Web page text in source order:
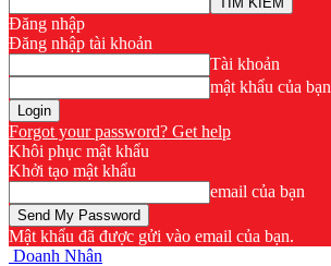
Đăng nhập
Đăng nhập tài khoản
Tài khoản
mật khẩu của bạn
Forgot your password? Get help
Khôi phục mật khẩu
Khởi tạo mật khẩu
email của bạn
Mật khẩu đã được gửi vào email của bạn.
Doanh Nhân